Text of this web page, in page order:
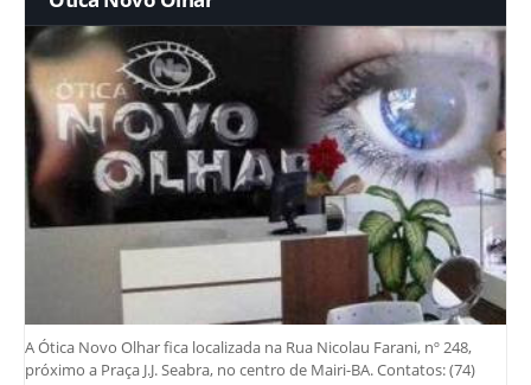
A Ótica Novo Olhar fica localizada na Rua Nicolau Farani, nº 248,
próximo a Praça J.J. Seabra, no centro de Mairi-BA. Contatos: (74)